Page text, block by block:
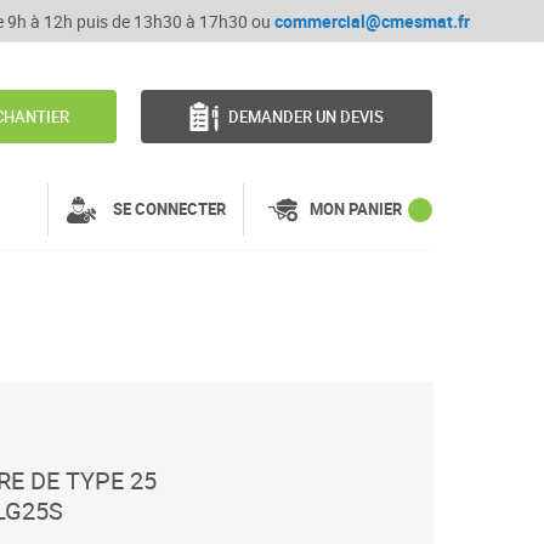
9h à 12h puis de 13h30 à 17h30 ou commercial@cmesmat.fr
DEMANDER UN DEVIS
SE CONNECTER MON PANIER
DE TYPE 25